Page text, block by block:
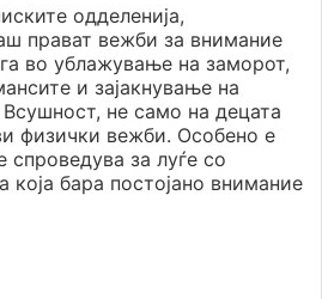
одделенија,
прават вежби за внимание
во ублажување на заморот,
и зајакнување на
не само на децата
физички вежби. Особено е
за луѓе со
која бара постојано внимание